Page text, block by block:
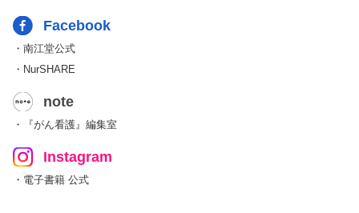
Facebook
・南江堂公式
・NurSHARE
note
・『がん看護』編集室
Instagram
・電子書籍 公式